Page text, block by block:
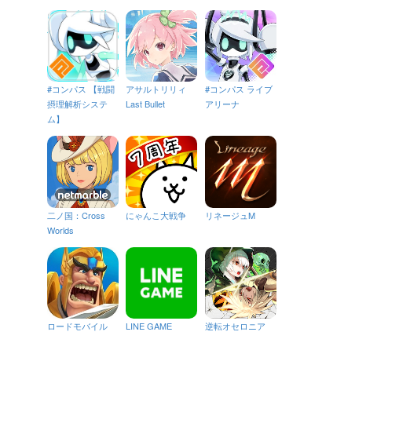
#コンパス 【戦闘
摂理解析システ
ム】
アサルトリリィ
Last Bullet
#コンパス ライブ
アリーナ
二ノ国：Cross
Worlds
にゃんこ大戦争 リネージュM
ロードモバイル LINE GAME 逆転オセロニア